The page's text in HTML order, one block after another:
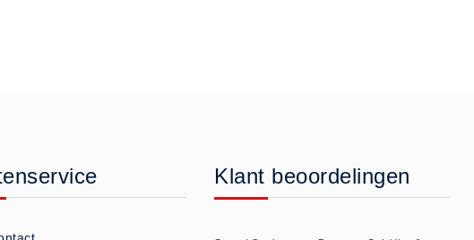
Klant beoordelingen